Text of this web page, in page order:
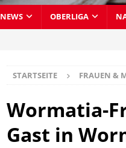
NEWS OBERLIGA
STARTSEITE FRAUEN &
Wormatia-
Gast in